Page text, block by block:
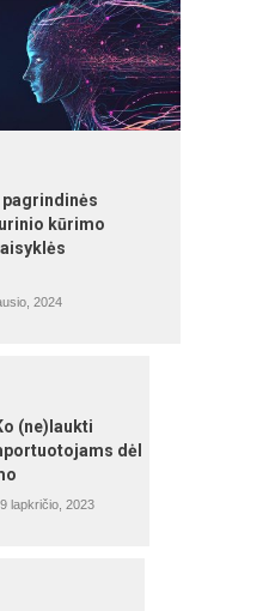
kūrimo
2024
(ne)laukti
dėl
9 lapkričio, 2023